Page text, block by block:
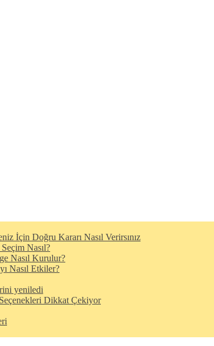
İçin Doğru Kararı Nasıl Verirsınız
Nasıl?
Nasıl Kurulur?
Nasıl Etkiler?
yeniledi
Dikkat Çekiyor